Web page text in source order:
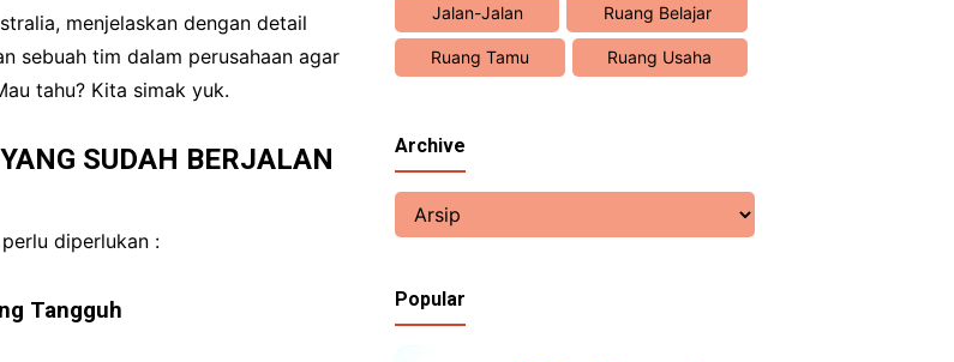
menjelaskan dengan detail
sebuah tim dalam perusahaan agar
tahu? Kita simak yuk.
SUDAH BERJALAN
diperlukan :
Tangguh
Jalan-Jalan Ruang Belajar
Ruang Tamu Ruang Usaha
Archive
Popular